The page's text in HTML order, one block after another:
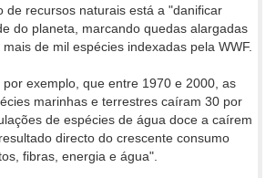
de recursos naturais está a "danificar
do planeta, marcando quedas alargadas
de mil espécies indexadas pela WWF.
exemplo, que entre 1970 e 2000, as
marinhas e terrestres caíram 30 por
de espécies de água doce a caírem
directo do crescente consumo
fibras, energia e água".